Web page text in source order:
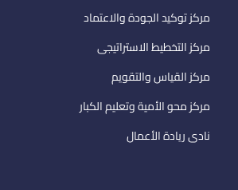
مركز توكيد الجودة والاعتماد
مركز التخطيط الاستراتيجى
مركز القياس والتقويم
مركز محو الأمية وتعليم الكبار
نادى ريادة الأعمال